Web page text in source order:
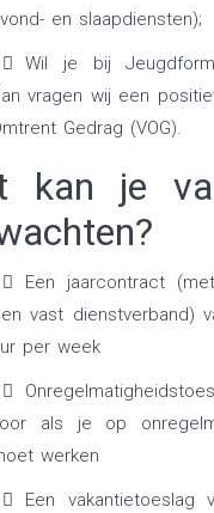
en slaapdiensten);
Wil je bij
vragen wij een
Gedrag (VOG).
kan je
Een jaarcontract
vast dienstverband)
per week
als je op
werken
Een vakantietoeslag